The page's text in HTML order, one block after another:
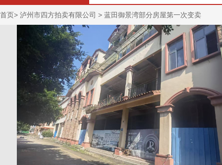
西藏专区
首页> 泸州市四方拍卖有限公司 > 蓝田御景湾部分房屋第一次变卖